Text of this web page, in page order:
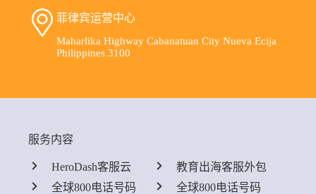
菲律宾运营中心
Maharlika Highway Cabanatuan City Nueva Ecija
Philippines 3100
服务内容
HeroDash客服云
全球800电话号码
教育出海客服外包
全球800电话号码